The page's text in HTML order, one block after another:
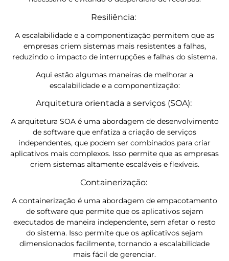
Resiliência:
A escalabilidade e a componentização permitem que as
empresas criem sistemas mais resistentes a falhas,
reduzindo o impacto de interrupções e falhas do sistema.
Aqui estão algumas maneiras de melhorar a
escalabilidade e a componentização:
Arquitetura orientada a serviços (SOA):
A arquitetura SOA é uma abordagem de desenvolvimento
de software que enfatiza a criação de serviços
independentes, que podem ser combinados para criar
aplicativos mais complexos. Isso permite que as empresas
criem sistemas altamente escaláveis e flexíveis.
Containerização:
A containerização é uma abordagem de empacotamento
de software que permite que os aplicativos sejam
executados de maneira independente, sem afetar o resto
do sistema. Isso permite que os aplicativos sejam
dimensionados facilmente, tornando a escalabilidade
mais fácil de gerenciar.